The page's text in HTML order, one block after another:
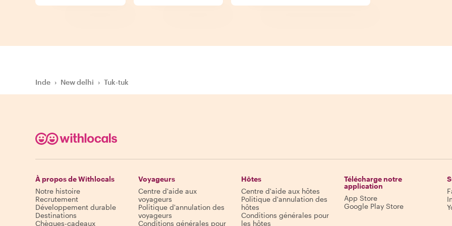
Inde › New delhi › Tuk-tuk
À propos de Withlocals
Notre histoire
Recrutement
Développement durable
Destinations
Chèques-cadeaux
Voyageurs
Centre d'aide aux
voyageurs
Politique d'annulation des
voyageurs
Conditions générales pour
Hôtes
Centre d'aide aux hôtes
Politique d'annulation des
hôtes
Conditions générales pour
les hôtes
Télécharge notre
application
App Store
Google Play Store